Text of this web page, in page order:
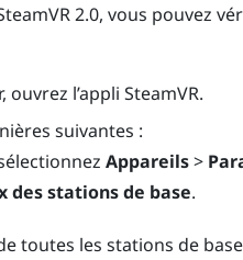
2.0, vous pouvez
l’appli SteamVR.
suivantes :
Appareils>
des stations de base.
toutes les stations de